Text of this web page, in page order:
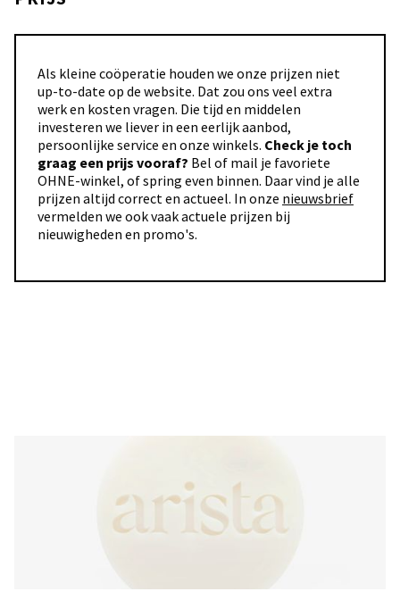
Als kleine coöperatie houden we onze prijzen niet
up-to-date op de website. Dat zou ons veel extra
werk en kosten vragen. Die tijd en middelen
investeren we liever in een eerlijk aanbod,
persoonlijke service en onze winkels. Check je toch
graag een prijs vooraf? Bel of mail je favoriete
OHNE-winkel, of spring even binnen. Daar vind je alle
prijzen altijd correct en actueel. In onze nieuwsbrief
vermelden we ook vaak actuele prijzen bij
nieuwigheden en promo's.